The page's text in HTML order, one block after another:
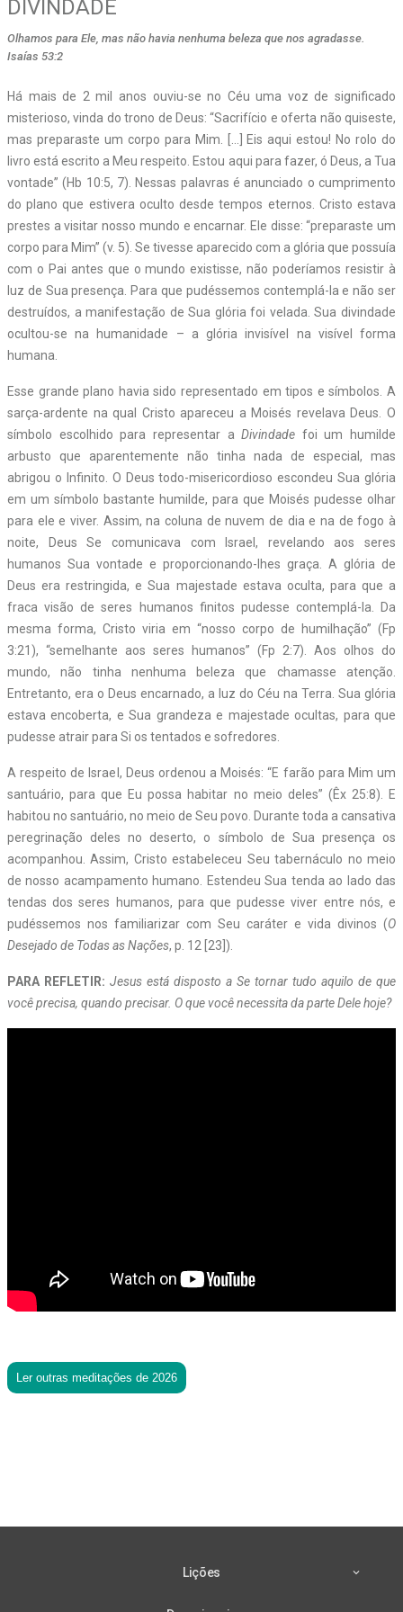
DIVINDADE
Olhamos para Ele, mas não havia nenhuma beleza que nos agradasse.
Isaías 53:2
Há mais de 2 mil anos ouviu-se no Céu uma voz de significado
misterioso, vinda do trono de Deus: “Sacrifício e oferta não quiseste,
mas preparaste um corpo para Mim. […] Eis aqui estou! No rolo do
livro está escrito a Meu respeito. Estou aqui para fazer, ó Deus, a Tua
vontade” (Hb 10:5, 7). Nessas palavras é anunciado o cumprimento
do plano que estivera oculto desde tempos eternos. Cristo estava
prestes a visitar nosso mundo e encarnar. Ele disse: “preparaste um
corpo para Mim” (v. 5). Se tivesse aparecido com a glória que possuía
com o Pai antes que o mundo existisse, não poderíamos resistir à
luz de Sua presença. Para que pudéssemos contemplá-la e não ser
destruídos, a manifestação de Sua glória foi velada. Sua divindade
ocultou-se na humanidade – a glória invisível na visível forma
humana.
Esse grande plano havia sido representado em tipos e símbolos. A
sarça-ardente na qual Cristo apareceu a Moisés revelava Deus. O
símbolo escolhido para representar aDivindade foi um humilde
arbusto que aparentemente não tinha nada de especial, mas
abrigou o Infinito. O Deus todo-misericordioso escondeu Sua glória
em um símbolo bastante humilde, para que Moisés pudesse olhar
para ele e viver. Assim, na coluna de nuvem de dia e na de fogo à
noite, Deus Se comunicava com Israel, revelando aos seres
humanos Sua vontade e proporcionando-lhes graça. A glória de
Deus era restringida, e Sua majestade estava oculta, para que a
fraca visão de seres humanos finitos pudesse contemplá-la. Da
mesma forma, Cristo viria em “nosso corpo de humilhação” (Fp
3:21), “semelhante aos seres humanos” (Fp 2:7). Aos olhos do
mundo, não tinha nenhuma beleza que chamasse atenção.
Entretanto, era o Deus encarnado, a luz do Céu na Terra. Sua glória
estava encoberta, e Sua grandeza e majestade ocultas, para que
pudesse atrair para Si os tentados e sofredores.
A respeito de Israel, Deus ordenou a Moisés: “E farão para Mim um
santuário, para que Eu possa habitar no meio deles” (Êx 25:8). E
habitou no santuário, no meio de Seu povo. Durante toda a cansativa
peregrinação deles no deserto, o símbolo de Sua presença os
acompanhou. Assim, Cristo estabeleceu Seu tabernáculo no meio
de nosso acampamento humano. Estendeu Sua tenda ao lado das
tendas dos seres humanos, para que pudesse viver entre nós, e
pudéssemos nos familiarizar com Seu caráter e vida divinos (O
Desejado de Todas as Nações, p. 12 [23]).
PARA REFLETIR: Jesus está disposto a Se tornar tudo aquilo de que
você precisa, quando precisar. O que você necessita da parte Dele hoje?
Ler outras meditações de 2026
Lições